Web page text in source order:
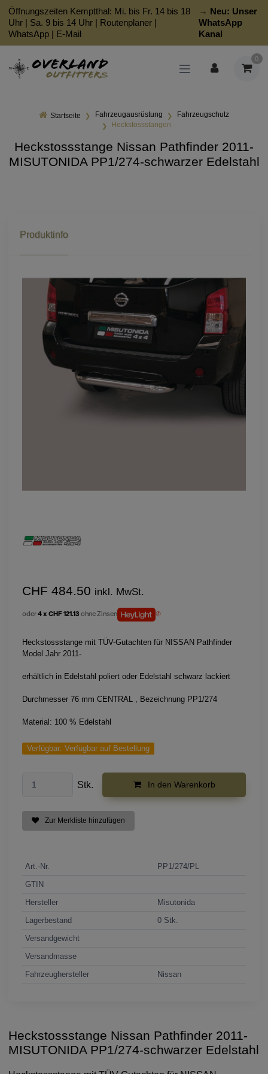
Öffnungszeiten Kemptthal: Mi. bis Fr. 14 bis 18
Uhr | Sa. 9 bis 14 Uhr | Routenplaner |
WhatsApp | E-Mail
→ Neu: Unser
WhatsApp
Kanal
0
Startseite Fahrzeugausrüstung
Fahrzeugschutz
Heckstossstangen
Heckstossstange Nissan Pathfinder 2011-
MISUTONIDA PP1/274-schwarzer Edelstahl
Produktinfo
CHF 484.50 inkl. MwSt.
oder4 x CHF 121.13 ohne Zinsen
Heckstossstange mit TÜV-Gutachten für NISSAN Pathfinder
Model Jahr 2011-
erhältlich in Edelstahl poliert oder Edelstahl schwarz lackiert
Durchmesser 76 mm CENTRAL , Bezeichnung PP1/274
Material: 100 % Edelstahl
Verfügbar: Verfügbar auf Bestellung
Stk. In den Warenkorb
Zur Merkliste hinzufügen
Art.-Nr.
PP1/274/PL
GTIN
Hersteller
Misutonida
Lagerbestand
0 Stk.
Versandgewicht
Versandmasse
Fahrzeughersteller
Nissan
Heckstossstange Nissan Pathfinder 2011-
MISUTONIDA PP1/274-schwarzer Edelstahl